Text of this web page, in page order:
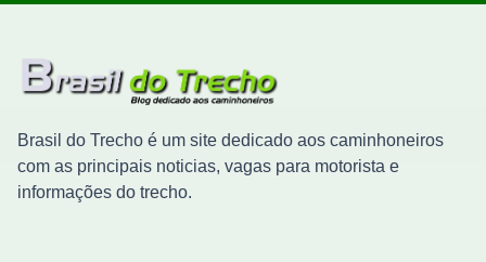
Brasil do Trecho é um site dedicado aos caminhoneiros
com as principais noticias, vagas para motorista e
informações do trecho.